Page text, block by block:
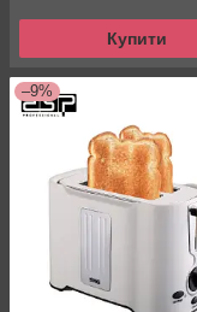
Купити
–9%